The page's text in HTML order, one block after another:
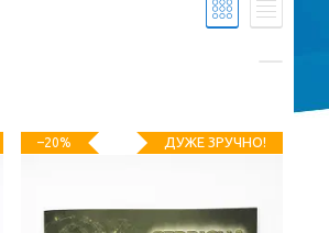
–20% ДУЖЕ ЗРУЧНО!